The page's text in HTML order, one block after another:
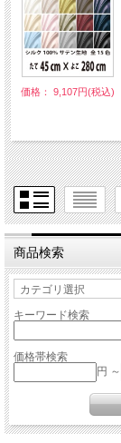
価格： 9,107円(税込)
商品検索
キーワード検索
価格帯検索
円 ～